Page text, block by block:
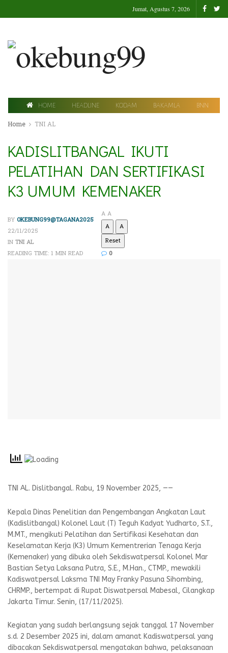
Jumat, Agustus 7, 2026
HOME HEADLINE KODAM BAKAMLA BNN
Home TNI AL
KADISLITBANGAL IKUTI
PELATIHAN DAN SERTIFIKASI
K3 UMUM KEMENAKER
BY OKEBUNG99@TAGANA2025
22/11/2025
IN TNI AL
READING TIME: 1 MIN READ
A A
A
A
Reset
0
TNI AL. Dislitbangal. Rabu, 19 November 2025, ——
Kepala Dinas Penelitian dan Pengembangan Angkatan Laut
(Kadislitbangal) Kolonel Laut (T) Teguh Kadyat Yudharto, S.T.,
M.MT., mengikuti Pelatihan dan Sertifikasi Kesehatan dan
Keselamatan Kerja (K3) Umum Kementrerian Tenaga Kerja
(Kemenaker) yang dibuka oleh Sekdiswatpersal Kolonel Mar
Bastian Setya Laksana Putra, S.E., M.Han., CTMP., mewakili
Kadiswatpersal Laksma TNI May Franky Pasuna Sihombing,
CHRMP., bertempat di Rupat Diswatpersal Mabesal, Cilangkap
Jakarta Timur. Senin, (17/11/2025).
Kegiatan yang sudah berlangsung sejak tanggal 17 November
s.d. 2 Desember 2025 ini, dalam amanat Kadiswatpersal yang
dibacakan Sekdiswatpersal mengatakan bahwa, pelaksanaan